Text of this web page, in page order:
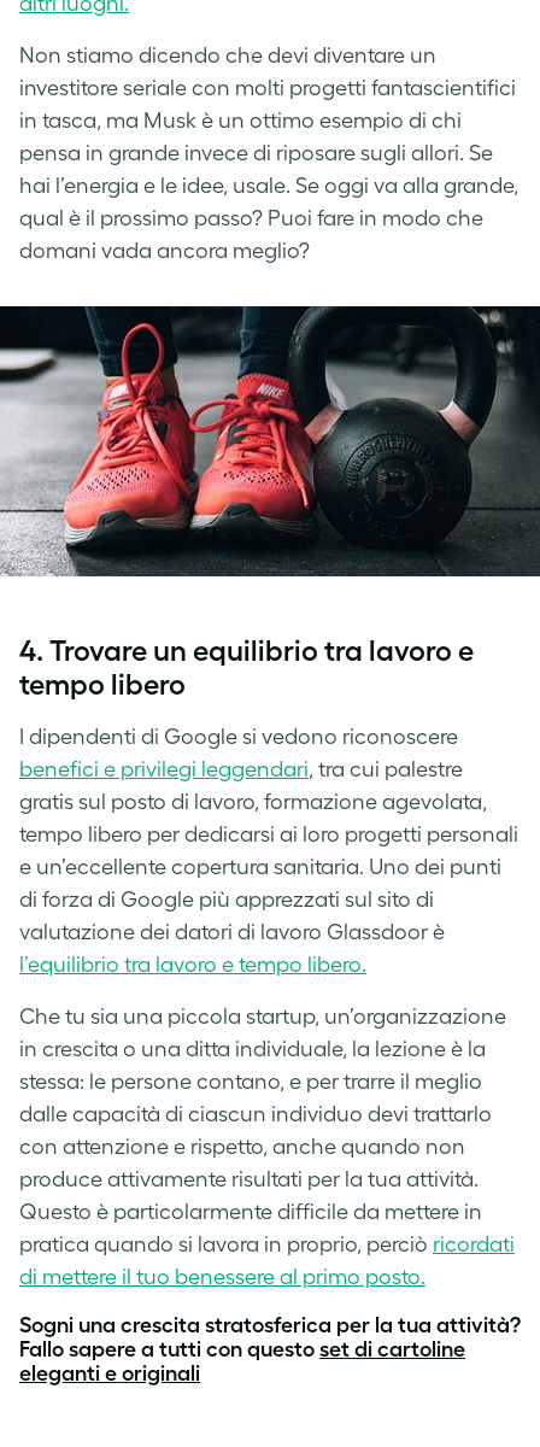
Non stiamo dicendo che devi diventare un
investitore seriale con molti progetti fantascientifici
in tasca, ma Musk è un ottimo esempio di chi
pensa in grande invece di riposare sugli allori. Se
hai l’energia e le idee, usale. Se oggi va alla grande,
qual è il prossimo passo? Puoi fare in modo che
domani vada ancora meglio?
4. Trovare un equilibrio tra lavoro e
tempo libero
I dipendenti di Google si vedono riconoscere
benefici e privilegi leggendari, tra cui palestre
gratis sul posto di lavoro, formazione agevolata,
tempo libero per dedicarsi ai loro progetti personali
e un’eccellente copertura sanitaria. Uno dei punti
di forza di Google più apprezzati sul sito di
valutazione dei datori di lavoro Glassdoor è
l’equilibrio tra lavoro e tempo libero.
Che tu sia una piccola startup, un’organizzazione
in crescita o una ditta individuale, la lezione è la
stessa: le persone contano, e per trarre il meglio
dalle capacità di ciascun individuo devi trattarlo
con attenzione e rispetto, anche quando non
produce attivamente risultati per la tua attività.
Questo è particolarmente difficile da mettere in
pratica quando si lavora in proprio, perciò ricordati
di mettere il tuo benessere al primo posto.
Sogni una crescita stratosferica per la tua attività?
Fallo sapere a tutti con questo set di cartoline
eleganti e originali